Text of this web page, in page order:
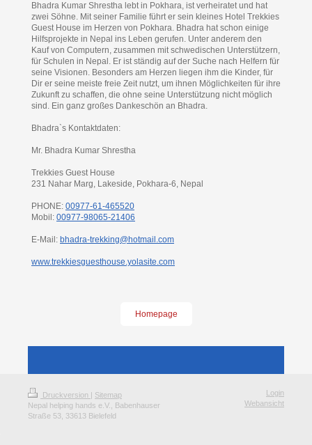
Bhadra Kumar Shrestha lebt in Pokhara, ist verheiratet und hat
zwei Söhne. Mit seiner Familie führt er sein kleines Hotel Trekkies
Guest House im Herzen von Pokhara. Bhadra hat schon einige
Hilfsprojekte in Nepal ins Leben gerufen. Unter anderem den
Kauf von Computern, zusammen mit schwedischen Unterstützern,
für Schulen in Nepal. Er ist ständig auf der Suche nach Helfern für
seine Visionen. Besonders am Herzen liegen ihm die Kinder, für
Dir er seine meiste freie Zeit nutzt, um ihnen Möglichkeiten für ihre
Zukunft zu schaffen, die ohne seine Unterstützung nicht möglich
sind. Ein ganz großes Dankeschön an Bhadra.
Bhadra`s Kontaktdaten:
Mr. Bhadra Kumar Shrestha
Trekkies Guest House
231 Nahar Marg, Lakeside, Pokhara-6, Nepal
PHONE: 00977-61-465520
Mobil: 00977-98065-21406
E-Mail: bhadra-trekking@hotmail.com
www.trekkiesguesthouse.yolasite.com
Homepage
Druckversion
Sitemap
Nepal helping hands e.V., Babenhauser
Straße 53, 33613 Bielefeld
Login
Webansicht